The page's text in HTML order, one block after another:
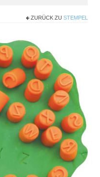
ZURÜCK ZU STEMPEL